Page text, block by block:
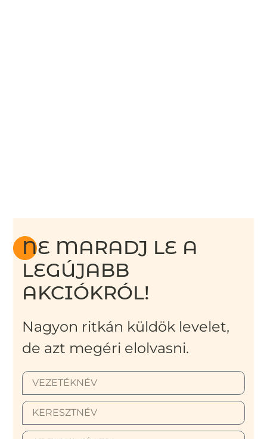
NE MARADJ LE A
LEGÚJABB
AKCIÓKRÓL!
Nagyon ritkán küldök levelet,
de azt megéri elolvasni.